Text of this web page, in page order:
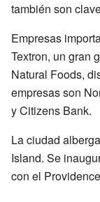
también son
Empresas
Textron, un gran
Natural Foods,
empresas son
y Citizens Bank.
La ciudad
Island. Se
con el